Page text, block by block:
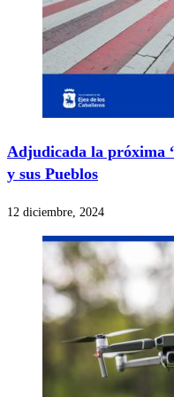
Adjudicada la próxima
y sus Pueblos
12 diciembre, 2024